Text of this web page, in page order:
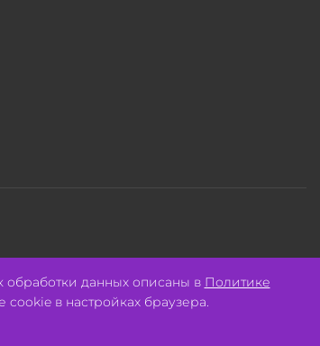
данных описаны в Политике
в настройках браузера.